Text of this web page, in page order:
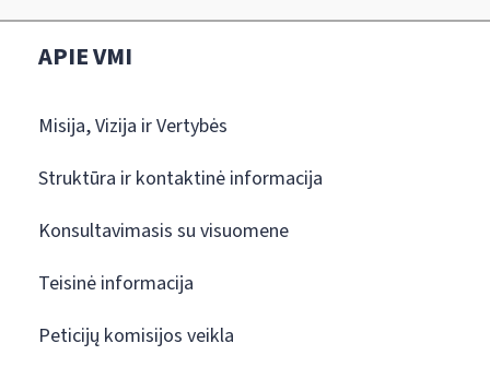
APIE VMI
Misija, Vizija ir Vertybės
Struktūra ir kontaktinė informacija
Konsultavimasis su visuomene
Teisinė informacija
Peticijų komisijos veikla